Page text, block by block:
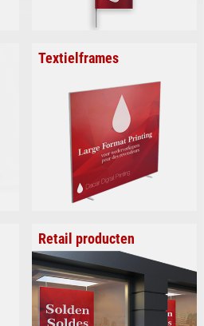
Textielframes
Retail producten